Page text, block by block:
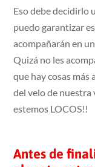
Eso debe decidirlo
puedo garantizar
acompañarán en
Quizá no les
que hay cosas más
del velo de nuestra
estemos LOCOS!!
Antes de